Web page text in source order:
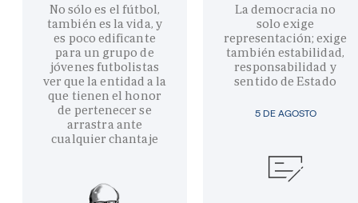
No sólo es el fútbol,
también es la vida, y
es poco edificante
para un grupo de
jóvenes futbolistas
ver que la entidad a la
que tienen el honor
de pertenecer se
arrastra ante
cualquier chantaje
5 DE AGOSTO
La democracia no
solo exige
representación; exige
también estabilidad,
responsabilidad y
sentido de Estado